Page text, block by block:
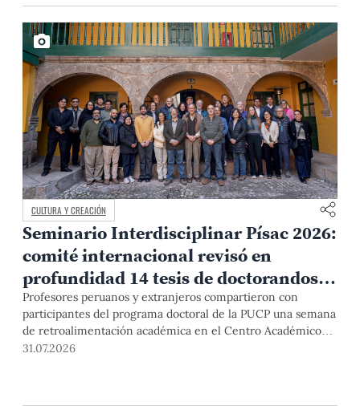
CULTURA Y CREACIÓN
Seminario Interdisciplinar Písac 2026:
comité internacional revisó en
profundidad 14 tesis de doctorandos
del Programa de Estudios Andinos
Profesores peruanos y extranjeros compartieron con
participantes del programa doctoral de la PUCP una semana
de retroalimentación académica en el Centro Académico
Valentín Paniagua en Písac, Cusco. Ello a través de un
31.07.2026